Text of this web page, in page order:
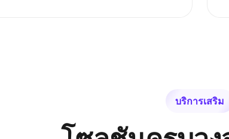
บริการเสริม